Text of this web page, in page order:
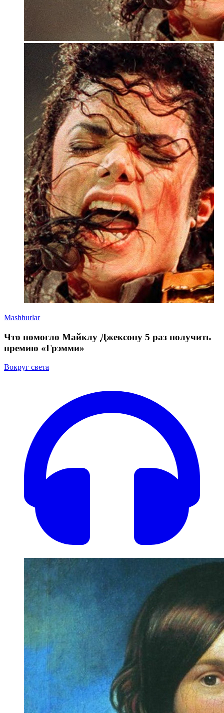
Mashhurlar
Что помогло Майклу Джексону 5 раз получить
премию «Грэмми»
Вокруг света